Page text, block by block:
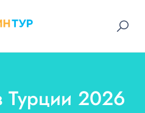
Турции 2026